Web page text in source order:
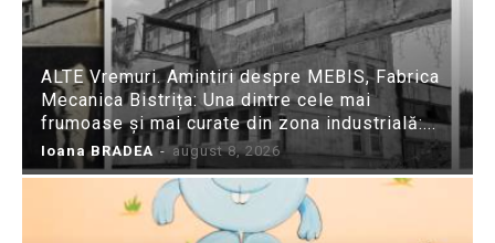
ALTE Vremuri. Amintiri despre MEBIS, Fabrica
Mecanica Bistrița: Una dintre cele mai
frumoase și mai curate din zona industrială:...
Ioana BRADEA - august 8, 2026